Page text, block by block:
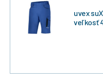
uvex
veľkosť